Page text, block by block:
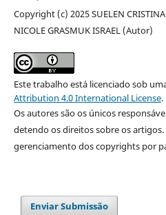
Copyright (c) 2025 SUELEN CRISTINA
NICOLE GRASMUK ISRAEL (Autor)
Este trabalho está licenciado sob
Attribution 4.0 International License.
Os autores são os únicos
detendo os direitos sobre os
gerenciamento dos copyrights por
Enviar Submissão